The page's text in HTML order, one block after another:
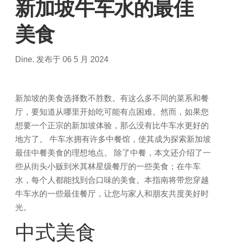
新加坡牛车水的最佳
美食
Dine. 发布于 06 5 月 2024
新加坡的美食选择数不胜数。有这么多不同的菜系和餐
厅，要知道从哪里开始吃可能有点困难。然而，如果您
想要一个正宗的新加坡体验，那么没有比牛车水更好的
地方了。
牛车水拥有许多中餐馆，使其成为探索新加坡
最佳中餐美食的理想地点。
除了中餐，本文还介绍了一
些从街头小贩到米其林星级餐厅的一些美食；在牛车
水，每个人都能找到合口味的美食。本指南将带您穿越
牛车水的一些最佳餐厅，让您与家人和朋友共度美好时
光。
中式美食